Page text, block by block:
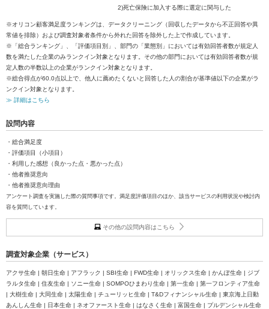
2)死亡保険に加入する際に選定に関与した
※オリコン顧客満足度ランキングは、データクリーニング（回収したデータから不正回答や異
常値を排除）および調査対象者条件から外れた回答を除外した上で作成しています。
※「総合ランキング」、「評価項目別」、部門の「業態別」においては有効回答者数が規定人
数を満たした企業のみランクイン対象となります。その他の部門においては有効回答者数が規
定人数の半数以上の企業がランクイン対象となります。
※総合得点が60.0点以上で、他人に薦めたくないと回答した人の割合が基準値以下の企業がラ
ンクイン対象となります。
≫ 詳細はこちら
設問内容
・総合満足度
・評価項目（小項目）
・利用した感想（良かった点・悪かった点）
・他者推奨意向
・他者推奨意向理由
アンケート調査を実施した際の質問事項です。満足度評価項目のほか、該当サービスの利用状況や検討内
容を質問しています。
その他の設問内容はこちら
調査対象企業（サービス）
アクサ生命 | 朝日生命 | アフラック | SBI生命 | FWD生命 | オリックス生命 | かんぽ生命 | ジブ
ラルタ生命 | 住友生命 | ソニー生命 | SOMPOひまわり生命 | 第一生命 | 第一フロンティア生命
| 大樹生命 | 大同生命 | 太陽生命 | チューリッヒ生命 | T&Dフィナンシャル生命 | 東京海上日動
あんしん生命 | 日本生命 | ネオファースト生命 | はなさく生命 | 富国生命 | プルデンシャル生命